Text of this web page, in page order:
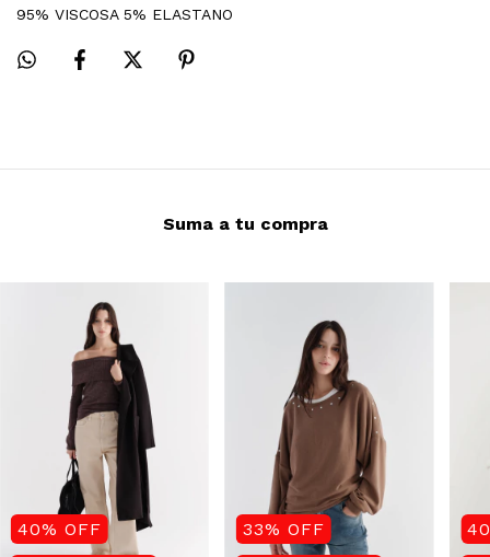
95% VISCOSA 5% ELASTANO
Suma a tu compra
40% OFF
33% OFF